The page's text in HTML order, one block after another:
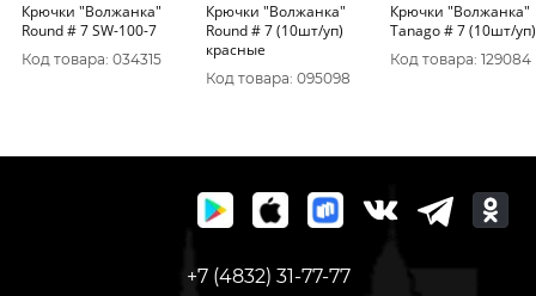
Крючки "Волжанка"
Round # 7 SW-100-7
Код товара: 034315
Крючки "Волжанка"
Round # 7 (10шт/уп)
красные
Код товара: 095098
Крючки "Волжанка"
Tanago # 7 (10шт/уп)
Код товара: 129084
+7 (4832) 31-77-77